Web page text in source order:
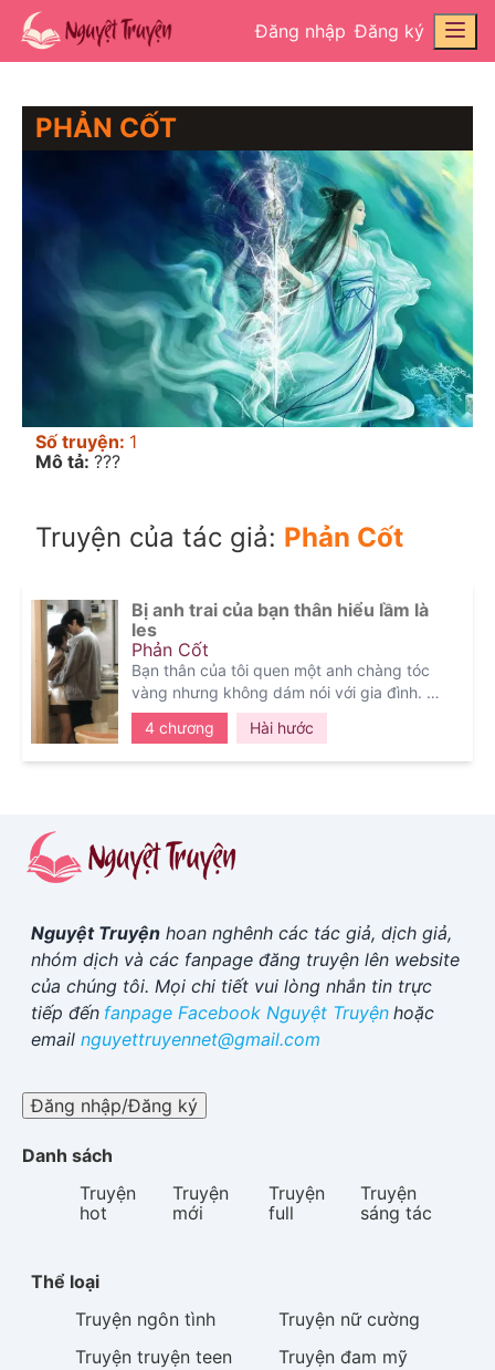
Đăng nhập Đăng ký
PHẢN CỐT
Số truyện: 1
Mô tả: ???
Truyện của tác giả: Phản Cốt
Bị anh trai của bạn thân hiểu lầm là
les
Phản Cốt
Bạn thân của tôi quen một anh chàng tóc
vàng nhưng không dám nói với gia đình.
Thế mà anh trai cô ấy lại tìm thấy một chiếc
quần lót nam dưới gầm giường.
Bạn thân tôi nói đó là của tôi.
Sau đó, anh ấy chặn tôi vào góc tường,
giọng nói kìm nén mà chất vấn:
4 chương Hài hước
Nguyệt Truyện hoan nghênh các tác giả, dịch giả,
nhóm dịch và các fanpage đăng truyện lên website
của chúng tôi. Mọi chi tiết vui lòng nhắn tin trực
tiếp đến fanpage Facebook Nguyệt Truyện hoặc
email nguyettruyennet@gmail.com
Đăng nhập/Đăng ký
Danh sách
Truyện
hot
Truyện
mới
Truyện
full
Truyện
sáng tác
Thể loại
Truyện ngôn tình Truyện nữ cường
Truyện truyện teen Truyện đam mỹ